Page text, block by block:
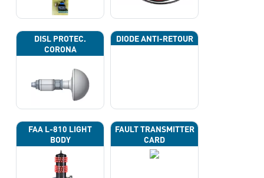
DISL PROTEC.
CORONA
DIODE ANTI-RETOUR
FAA L-810 LIGHT
BODY
FAULT TRANSMITTER
CARD